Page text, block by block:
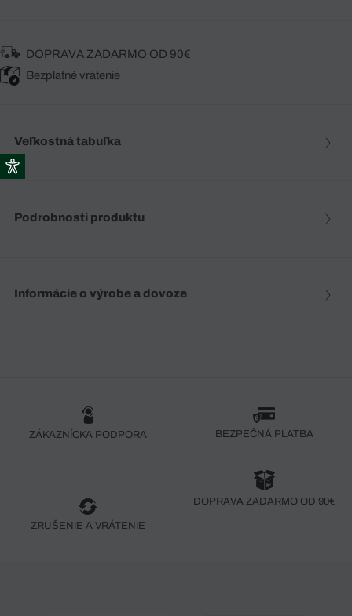
DOPRAVA ZADARMO OD 90€
Bezplatné vrátenie
Veľkostná tabuľka
Podrobnosti produktu
Informácie o výrobe a dovoze
ZÁKAZNÍCKA PODPORA BEZPEČNÁ PLATBA
ZRUŠENIE A VRÁTENIE
DOPRAVA ZADARMO OD 90€